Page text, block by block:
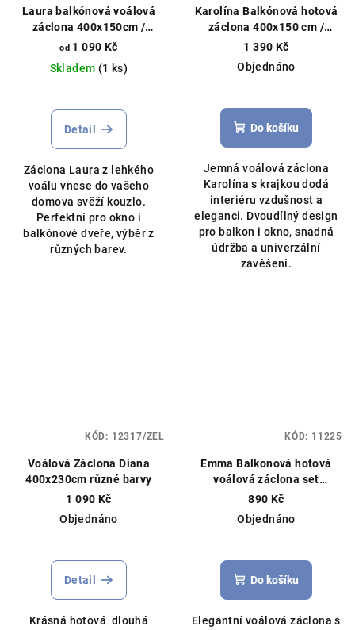
Laura balkónová voálová
záclona 400x150cm /
200x230cm různé barvy
od 1 090 Kč
Skladem (1 ks)
hodnocení
produktu
z
5
hvězdiček.
Detail
Záclona Laura z lehkého
voálu vnese do vašeho
domova svěží kouzlo.
Perfektní pro okno i
balkónové dveře, výběr z
různých barev.
Karolína Balkónová hotová
záclona 400x150 cm /
200x250 cm bíláČistý voál,
1 390 Kč
Objednáno
Do košíku
Jemná voálová záclona
Karolína s krajkou dodá
interiéru vzdušnost a
eleganci. Dvoudílný design
pro balkon i okno, snadná
údržba a univerzální
zavěšení.
Voálová Záclona Diana
400x230cm různé barvy
1 090 Kč
Objednáno
Detail
Krásná hotová dlouhá
KÓD: 12317/ZEL
Emma Balkonová hotová
voálová záclona set
400x150 cm / 150x250 cm
Čistý voál, můžeme ušít
na míru
890 Kč
Objednáno
Do košíku
Elegantní voálová záclona s
KÓD: 11225